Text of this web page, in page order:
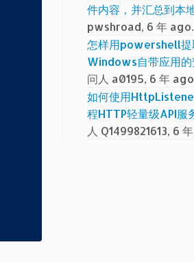
件内容，并汇总到本
pwshroad, 6 年 ago.
怎样用powershell提
Windows自带应用的
问人 a0195, 6 年
如何使用
程HTTP轻量级API服
人 Q1499821613, 6